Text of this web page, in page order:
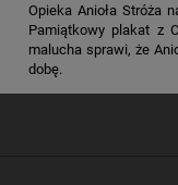
Opieka Anioła Stróża
Pamiątkowy plakat z
malucha sprawi, że
dobę.